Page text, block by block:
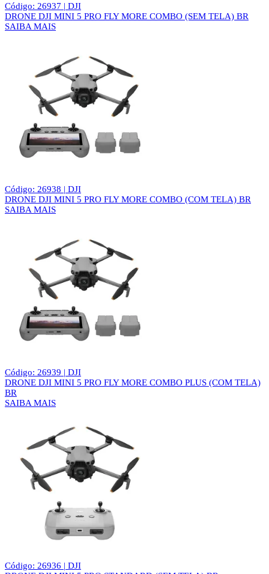
Código: 26937 | DJI
DRONE DJI MINI 5 PRO FLY MORE COMBO (SEM TELA) BR
SAIBA MAIS
Código: 26938 | DJI
DRONE DJI MINI 5 PRO FLY MORE COMBO (COM TELA) BR
SAIBA MAIS
Código: 26939 | DJI
DRONE DJI MINI 5 PRO FLY MORE COMBO PLUS (COM TELA)
BR
SAIBA MAIS
Código: 26936 | DJI